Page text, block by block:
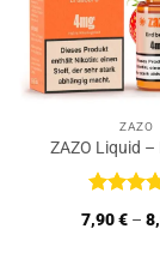
ZAZO
ZAZO Liquid –
Bewertet
mit5
7,90€ –